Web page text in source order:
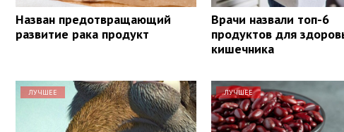
Назван предотвращающий
развитие рака продукт
Врачи назвали топ-6
продуктов для
кишечника
ЛУЧШЕЕ ЛУЧШЕЕ